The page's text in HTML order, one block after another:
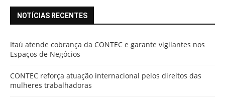
NOTÍCIAS RECENTES
Itaú atende cobrança da CONTEC e garante vigilantes nos
Espaços de Negócios
CONTEC reforça atuação internacional pelos direitos das
mulheres trabalhadoras